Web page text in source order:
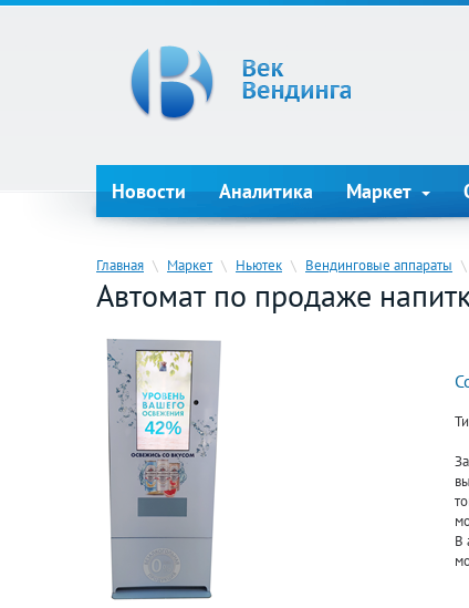
Новости Аналитика Маркет
Главная \ Маркет \ Ньютек \ Вендинговые аппараты \
Автомат по продаже
В